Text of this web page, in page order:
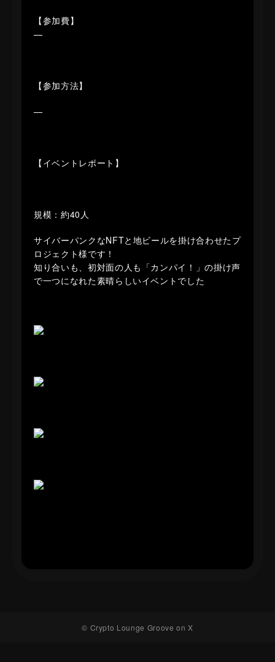
【参加費】
—
【参加方法】
—
【イベントレポート】
規模：約40人
サイバーパンクなNFTと地ビールを掛け合わせたプ
ロジェクト様です！
知り合いも、初対面の人も「カンパイ！」の掛け声
で一つになれた素晴らしいイベントでした
© Crypto Lounge Groove on X